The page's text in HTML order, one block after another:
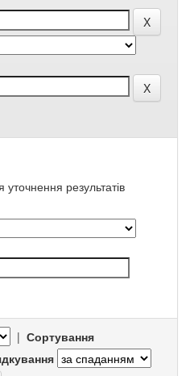
результатів
| Сортування